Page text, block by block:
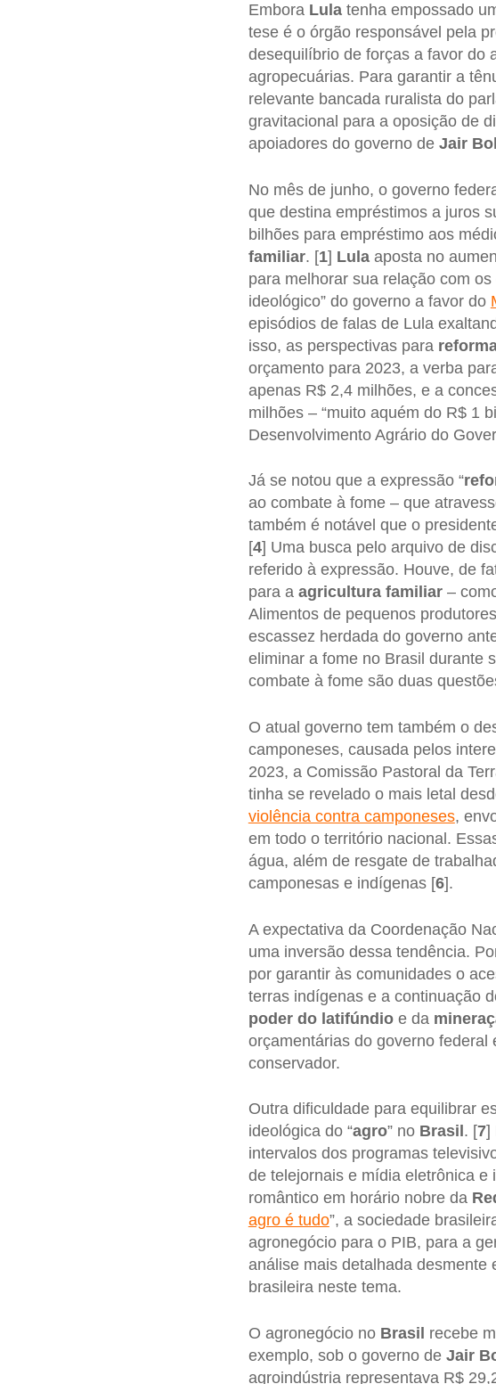
Embora Lulatenha empossado
tese é o órgão responsável pela
desequilíbrio de forças a favor do
agropecuárias. Para garantir a
relevante bancada ruralista do
gravitacional para a oposição de
apoiadores do governo de Jair
No mês de junho, o governo
que destina empréstimos a juros
bilhões para empréstimo aos
familiar. [1] Lulaaposta no
para melhorar sua relação com
ideológico” do governo a favor do
episódios de falas de Lula
isso, as perspectivas para
orçamento para 2023, a verba
apenas R$ 2,4 milhões, e a
milhões – “muito aquém do R$ 1
Desenvolvimento Agrário do
Já se notou que a expressão “
ao combate à fome – que
também é notável que o
[4] Uma busca pelo arquivo de
referido à expressão. Houve, de
para a agricultura familiar–
Alimentos de pequenos
escassez herdada do governo
eliminar a fome no Brasil durante
combate à fome são duas
O atual governo tem também o
camponeses, causada pelos
2023, a Comissão Pastoral da
tinha se revelado o mais letal
violência contra camponeses,
em todo o território nacional.
água, além de resgate de
camponesas e indígenas [6].
A expectativa da Coordenação
uma inversão dessa tendência.
por garantir às comunidades o
terras indígenas e a continuação
poder do latifúndioe da
orçamentárias do governo
conservador.
Outra dificuldade para equilibrar
ideológica do “agro” no Brasil . [7]
intervalos dos programas
de telejornais e mídia eletrônica e
romântico em horário nobre da
agro é tudo”, a sociedade
agronegócio para o PIB, para a
análise mais detalhada desmente
brasileira neste tema.
O agronegócio no Brasil recebe
exemplo, sob o governo de Jair
agroindústria representava R$